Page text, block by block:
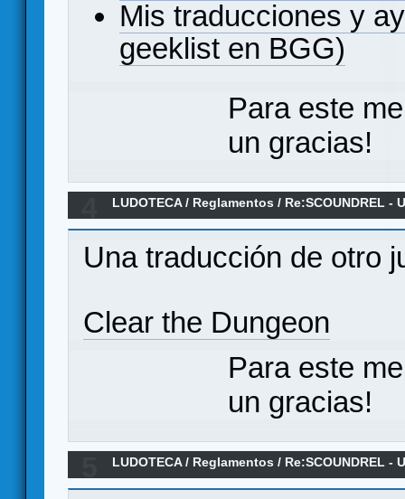
Mis traducciones y
geeklist en BGG)
Para este
un gracias!
LUDOTECA/ Reglamentos / Re:SCOUNDREL -
Una traducción de otro
Clear the Dungeon
Para este
un gracias!
LUDOTECA/ Reglamentos / Re:SCOUNDREL -